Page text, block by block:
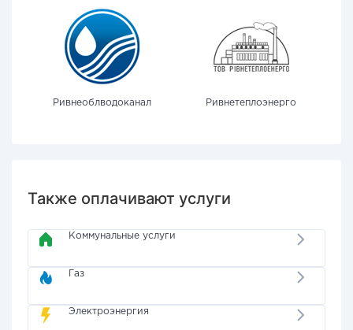
Ривнеоблводоканал Ривнетеплоэнерго
Также оплачивают услуги
Коммунальные услуги
Газ
Электроэнергия